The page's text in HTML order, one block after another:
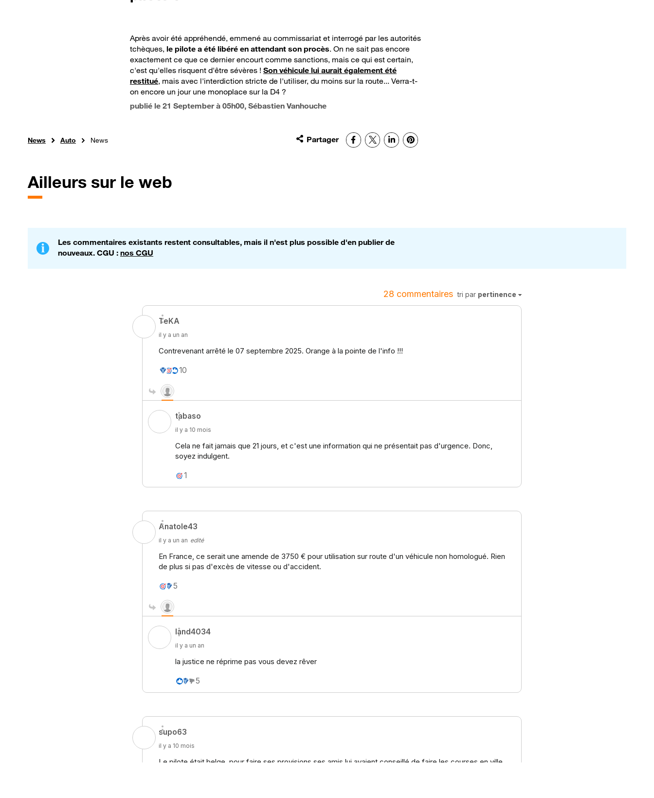
Après avoir été appréhendé, emmené au commissariat et interrogé par les autorités
tchèques, le pilote a été libéré en attendant son procès. On ne sait pas encore
exactement ce que ce dernier encourt comme sanctions, mais ce qui est certain,
c'est qu'elles risquent d'être sévères ! Son véhicule lui aurait également été
restitué, mais avec l'interdiction stricte de l'utiliser, du moins sur la route... Verra-t-
on encore un jour une monoplace sur la D4 ?
publié le 21 September à 05h00, Sébastien Vanhouche
News Auto News Partager Facebook
X LinkedInPinterest
Ailleurs sur le web
Les commentaires existants restent consultables, mais il n'est plus possible d'en publier de
nouveaux. CGU : nos CGU